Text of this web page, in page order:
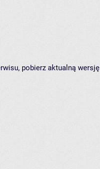
pobierz aktualną wersję